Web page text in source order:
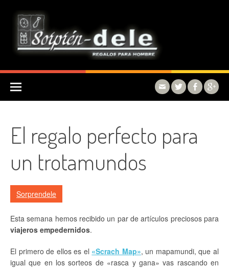
El regalo perfecto para
un trotamundos
Sorprendele
Esta semana hemos recibido un par de artículos preciosos para
viajeros empedernidos.
El primero de ellos es el «Scrach Map», un mapamundi, que al
igual que en los sorteos de «rasca y gana» vas rascando en